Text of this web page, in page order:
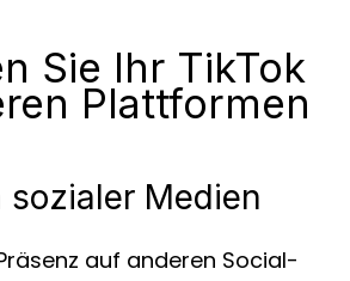
Sie Ihr TikTok
Plattformen
sozialer Medien
auf anderen Social-